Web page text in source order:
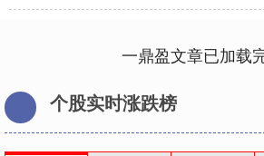
一鼎盈文章已加载
个股实时涨跌榜